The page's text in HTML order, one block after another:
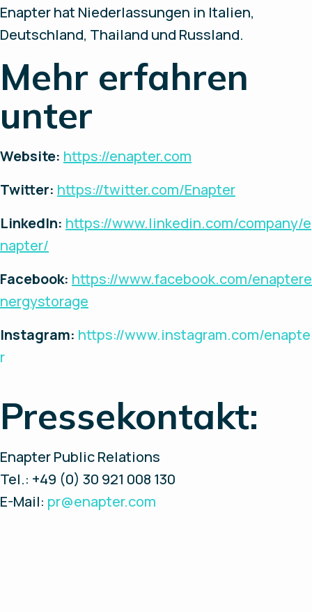
Enapter hat Niederlassungen in Italien,
Deutschland, Thailand und Russland.
Mehr erfahren
unter
Website: https://enapter.com
Twitter: https://twitter.com/Enapter
LinkedIn: https://www.linkedin.com/company/e
napter/
Facebook: https://www.facebook.com/enaptere
nergystorage
Instagram: https://www.instagram.com/enapte
r
Pressekontakt:
Enapter Public Relations
Tel.: +49 (0) 30 921 008 130
E-Mail: pr@enapter.com